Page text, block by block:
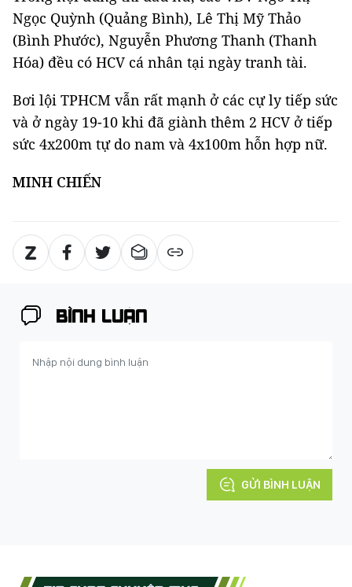
Ngọc Quỳnh (Quảng Bình), Lê Thị Mỹ Thảo
(Bình Phước), Nguyễn Phương Thanh (Thanh
Hóa) đều có HCV cá nhân tại ngày tranh tài.
Bơi lội TPHCM vẫn rất mạnh ở các cự ly tiếp sức
và ở ngày 19-10 khi đã giành thêm 2 HCV ở tiếp
sức 4x200m tự do nam và 4x100m hỗn hợp nữ.
MINH CHIẾN
BÌNH LUẬN
GỬI BÌNH LUẬN